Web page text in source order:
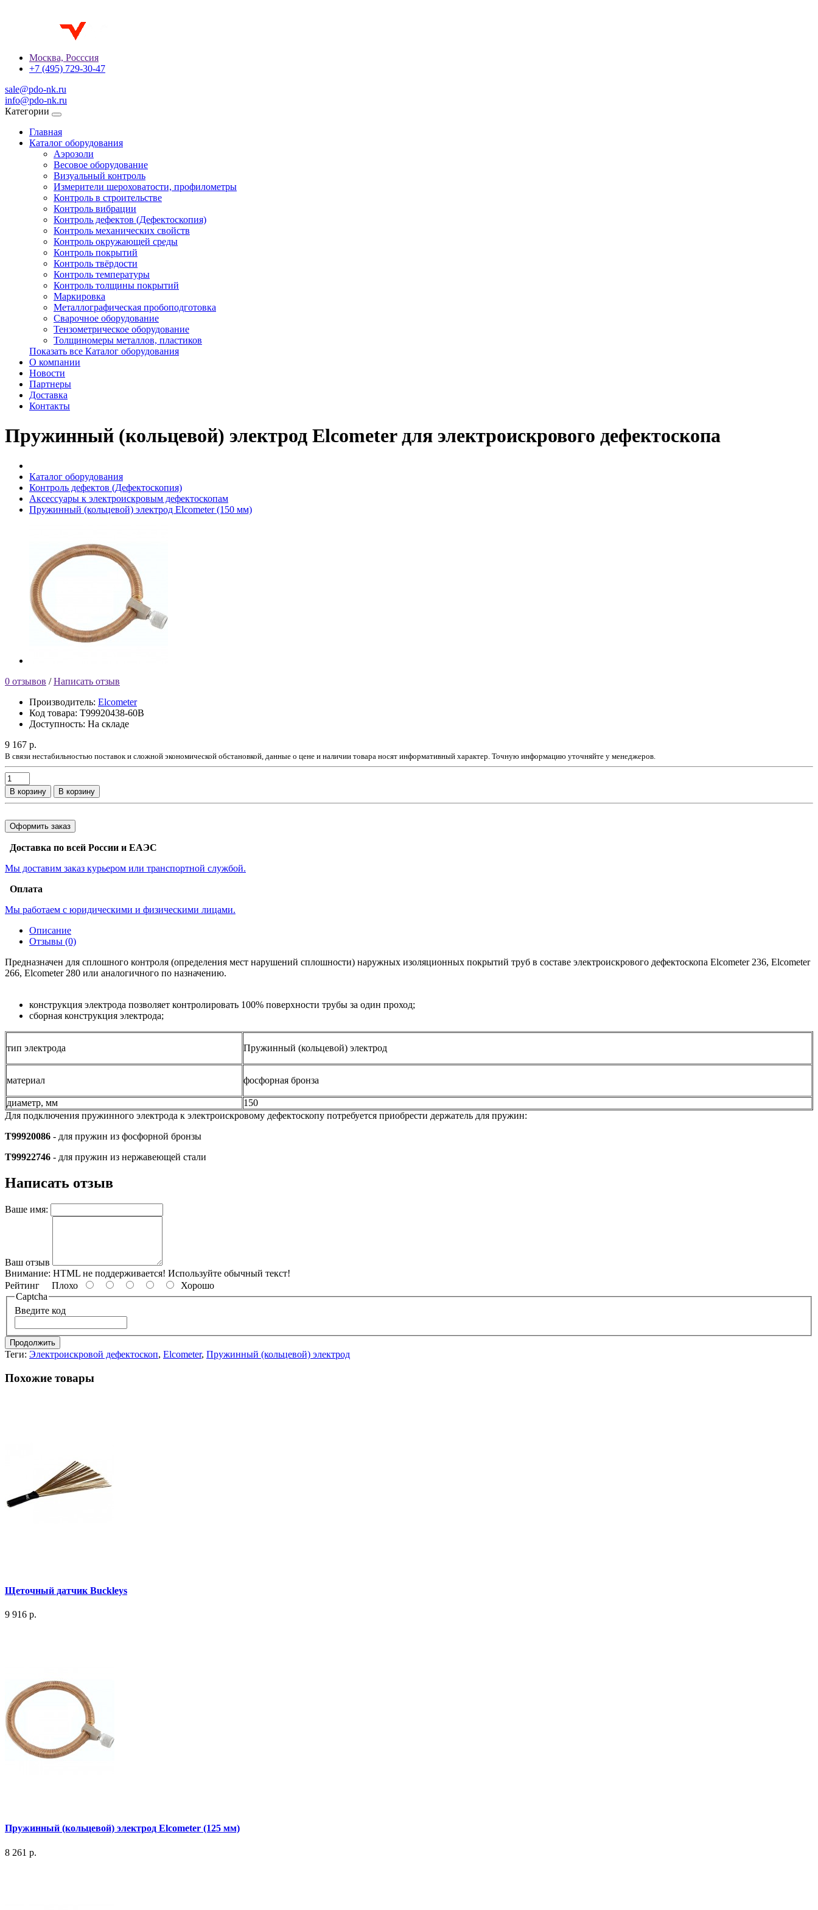
Москва, Росссия
+7 (495) 729-30-47
sale@pdo-nk.ru
info@pdo-nk.ru
Категории
Главная
Каталог оборудования
Аэрозоли
Весовое оборудование
Визуальный контроль
Измерители шероховатости, профилометры
Контроль в строительстве
Контроль вибрации
Контроль дефектов (Дефектоскопия)
Контроль механических свойств
Контроль окружающей среды
Контроль покрытий
Контроль твёрдости
Контроль температуры
Контроль толщины покрытий
Маркировка
Металлографическая пробоподготовка
Сварочное оборудование
Тензометрическое оборудование
Толщиномеры металлов, пластиков
Показать все Каталог оборудования
О компании
Новости
Партнеры
Доставка
Контакты
Пружинный (кольцевой) электрод Elcometer для электроискрового дефектоскопа
Каталог оборудования
Контроль дефектов (Дефектоскопия)
Аксессуары к электроискровым дефектоскопам
Пружинный (кольцевой) электрод Elcometer (150 мм)
0 отзывов /Написать отзыв
Производитель: Elcometer
Код товара: T99920438-60B
Доступность: На складе
9 167 р.
В связи нестабильностью поставок и сложной экономической обстановкой, данные о цене и наличии товара носят информативный характер. Точную информацию уточняйте у менеджеров.
В корзину В корзину
Оформить заказ
Доставка по всей России и ЕАЭС
Мы доставим заказ курьером или транспортной службой.
Оплата
Мы работаем с юридическими и физическими лицами.
Описание
Отзывы (0)
Предназначен для сплошного контроля (определения мест нарушений сплошности) наружных изоляционных покрытий труб в составе электроискрового дефектоскопа Elcometer 236, Elcometer
266, Elcometer 280 или аналогичного по назначению.
конструкция электрода позволяет контролировать 100% поверхности трубы за один проход;
сборная конструкция электрода;
тип электрода Пружинный (кольцевой) электрод
материал фосфорная бронза
диаметр, мм
150
Для подключения пружинного электрода к электроискровому дефектоскопу потребуется приобрести держатель для пружин:
T99920086 - для пружин из фосфорной бронзы
T99922746 - для пружин из нержавеющей стали
Написать отзыв
Ваше имя:
Ваш отзыв
Внимание: HTML не поддерживается! Используйте обычный текст!
Рейтинг Плохо
Хорошо
Captcha
Введите код
Продолжить
Теги: Электроискровой дефектоскоп, Elcometer, Пружинный (кольцевой) электрод
Похожие товары
Щеточный датчик Buckleys
9 916 р.
Пружинный (кольцевой) электрод Elcometer (125 мм)
8 261 р.